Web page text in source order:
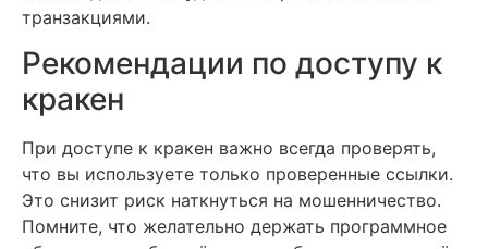
транзакциями.
Рекомендации по доступу к
кракен
При доступе к кракен важно всегда проверять,
что вы используете только проверенные ссылки.
Это снизит риск наткнуться на мошенничество.
Помните, что желательно держать программное